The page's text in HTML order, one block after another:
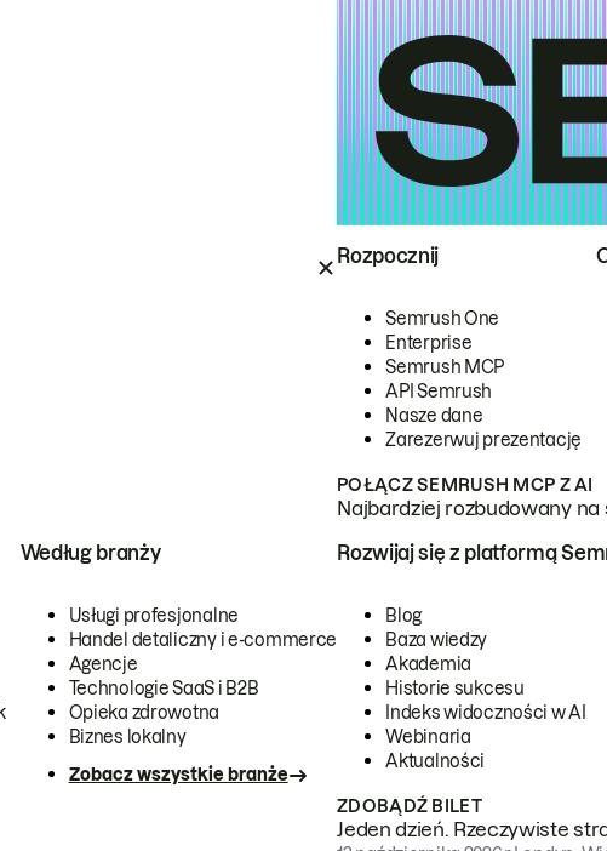
Rozpocznij
Semrush One
Enterprise
Semrush MCP
API Semrush
Nasze dane
Zarezerwuj prezentację
POŁĄCZ SEMRUSH MCP Z AI
Najbardziej rozbudowany
Według branży
Usługi profesjonalne
Handel detaliczny i e-commerce
Agencje
Technologie SaaS i B2B
Opieka zdrowotna
Biznes lokalny
Zobacz wszystkie branże
Rozwijaj się z platformą
Blog
Baza wiedzy
Akademia
Historie sukcesu
Indeks widoczności w AI
Webinaria
Aktualności
ZDOBĄDŹ BILET
Jeden dzień. Rzeczywiste